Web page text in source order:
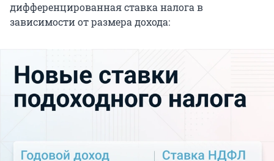
дифференцированная ставка налога в
зависимости от размера дохода: